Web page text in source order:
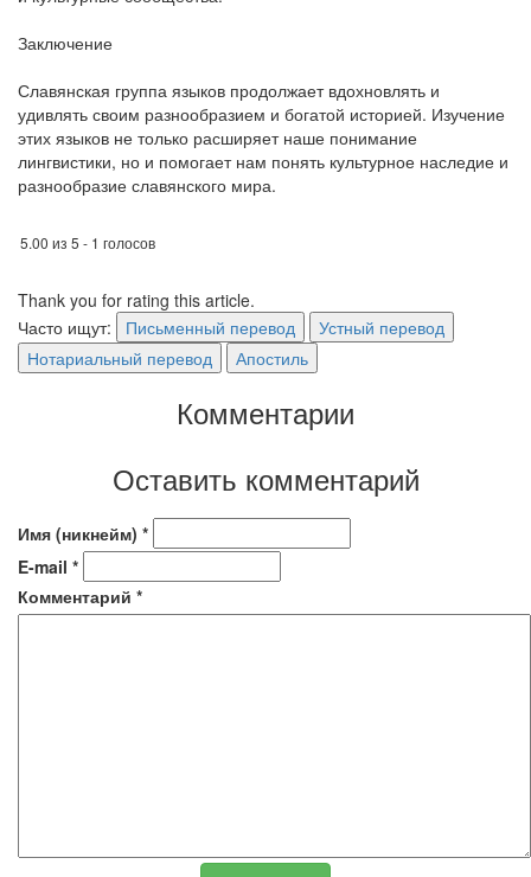
Заключение
Славянская группа языков продолжает вдохновлять и
удивлять своим разнообразием и богатой историей. Изучение
этих языков не только расширяет наше понимание
лингвистики, но и помогает нам понять культурное наследие и
разнообразие славянского мира.
5.00 из 5 - 1 голосов
Thank you for rating this article.
Часто ищут:
Письменный перевод
Устный перевод
Нотариальный перевод
Апостиль
Комментарии
Оставить комментарий
Имя (никнейм) *
E-mail *
Комментарий *